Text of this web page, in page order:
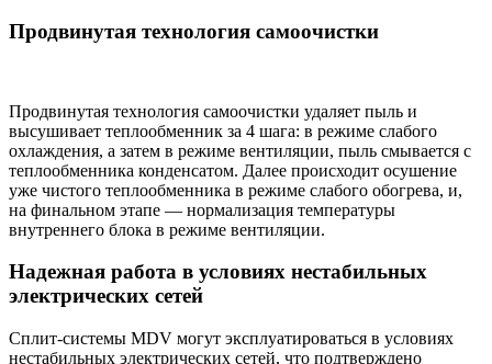
Продвинутая технология самоочистки
Продвинутая технология самоочистки удаляет пыль и
высушивает теплообменник за 4 шага: в режиме слабого
охлаждения, а затем в режиме вентиляции, пыль смывается с
теплообменника конденсатом. Далее происходит осушение
уже чистого теплообменника в режиме слабого обогрева, и,
на финальном этапе — нормализация температуры
внутреннего блока в режиме вентиляции.
Надежная работа в условиях нестабильных
электрических сетей
Сплит-системы MDV могут эксплуатироваться в условиях
нестабильных электрических сетей, что подтверждено